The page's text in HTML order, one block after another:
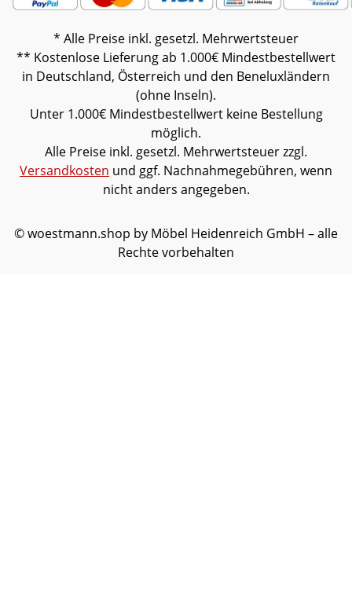
* Alle Preise inkl. gesetzl. Mehrwertsteuer
** Kostenlose Lieferung ab 1.000€ Mindestbestellwert
in Deutschland, Österreich und den Beneluxländern
(ohne Inseln).
Unter 1.000€ Mindestbestellwert keine Bestellung
möglich.
Alle Preise inkl. gesetzl. Mehrwertsteuer zzgl.
Versandkosten und ggf. Nachnahmegebühren, wenn
nicht anders angegeben.
© woestmann.shop by Möbel Heidenreich GmbH – alle
Rechte vorbehalten